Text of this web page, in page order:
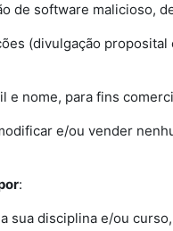
de software malicioso,
(divulgação
e nome, para fins
e/ou vender
:
sua disciplina e/ou